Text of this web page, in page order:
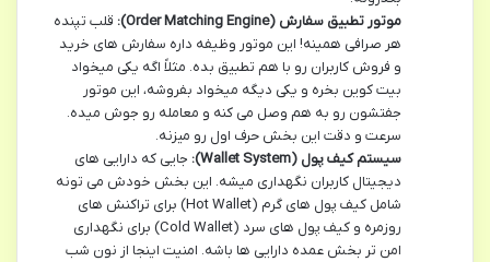
موتور تطبیق سفارش (Order Matching Engine):
قلب تپنده
هر صرافی همینه! این موتور وظیفه داره سفارش های خرید
و فروش کاربران رو با هم تطبیق بده. مثلاً اگه یکی میخواد
بیت کوین بخره و یکی دیگه میخواد بفروشه، این موتور
جفتشون رو به هم وصل می کنه و معامله رو جوش میده.
سرعت و دقت این بخش حرف اول رو میزنه.
سیستم کیف پول (Wallet System):
جایی که دارایی های
دیجیتال کاربران نگهداری میشه. این بخش خودش می تونه
شامل کیف پول های گرم (Hot Wallet) برای تراکنش های
روزمره و کیف پول های سرد (Cold Wallet) برای نگهداری
امن تر بخش عمده دارایی ها باشه. امنیت اینجا از نون شب